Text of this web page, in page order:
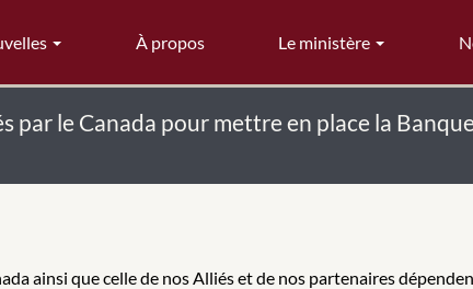
À propos Le ministère
par le Canada pour mettre en place la
ainsi que celle de nos Alliés et de nos partenaires